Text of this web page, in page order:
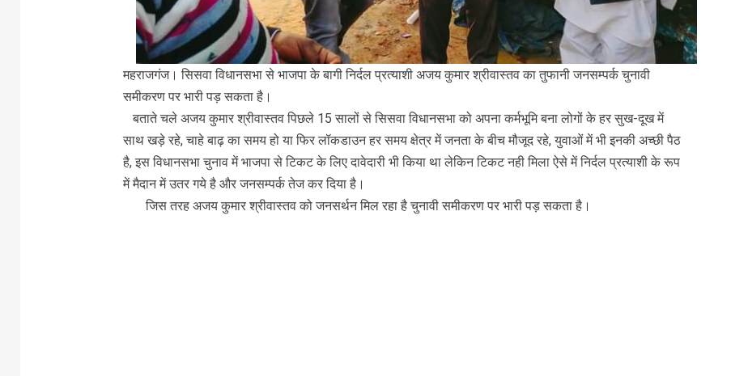
महराजगंज। सिसवा विधानसभा से भाजपा के बागी निर्दल प्रत्याशी अजय कुमार श्रीवास्तव का तुफानी जनसम्पर्क चुनावी
समीकरण पर भारी पड़ सकता है।
बताते चले अजय कुमार श्रीवास्तव पिछले 15 सालों से सिसवा विधानसभा को अपना कर्मभूमि बना लोगों के हर सुख-दूख में
साथ खड़े रहे, चाहे बाढ़ का समय हो या फिर लॉकडाउन हर समय क्षेत्र में जनता के बीच मौजूद रहे, युवाओं में भी इनकी अच्छी पैठ
है, इस विधानसभा चुनाव में भाजपा से टिकट के लिए दावेदारी भी किया था लेकिन टिकट नही मिला ऐसे में निर्दल प्रत्याशी के रूप
में मैदान में उतर गये है और जनसम्पर्क तेज कर दिया है।
जिस तरह अजय कुमार श्रीवास्तव को जनसर्थन मिल रहा है चुनावी समीकरण पर भारी पड़ सकता है।